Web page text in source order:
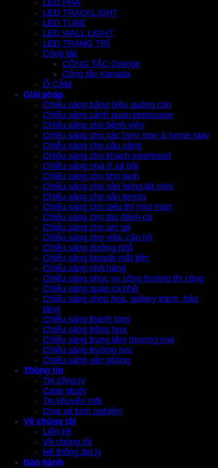
LED PHA
LED TRACKLIGHT
LED TUBE
LED WALL LIGHT
LED TRANG TRÍ
Công tắc
CÔNG TẮC Orange
Công tắc Kanada
Ổ CẮM
Giải pháp
Chiếu sáng bảng hiệu quảng cáo
Chiếu sáng cảnh quan landscape
Chiếu sáng cho bệnh viện
Chiếu sáng cho các farm stay & home stay
Chiếu sáng cho cầu cảng
Chiếu sáng cho khách sạn/resort
Chiếu sáng nhà ở xã hội
Chiếu sáng cho kho lạnh
Chiếu sáng cho sân bóng đá mini
Chiếu sáng cho sân tennis
Chiếu sáng cho siêu thị mini mart
Chiếu sáng cho tàu đánh cá
Chiếu sáng cho úm gà
Chiếu sáng cho villa, căn hộ
Chiếu sáng đường phố
Chiếu sáng facade mặt tiền
Chiếu sáng nhà hàng
Chiếu sáng phục vụ công trường thi công
Chiếu sáng quán cà phê
Chiếu sáng shop hoa, gallery tranh, bảo
tàng
Chiếu sáng thanh long
Chiếu sáng trồng hoa
Chiếu sáng trung tâm thương mại
Chiếu sáng trường học
Chiếu sáng văn phòng
Thông tin
Tin công ty
Case study
Tin khuyến mãi
Chia sẻ kinh nghiệm
Về chúng tôi
Liên hệ
Về chúng tôi
Hệ thống đại lý
Bảo hành